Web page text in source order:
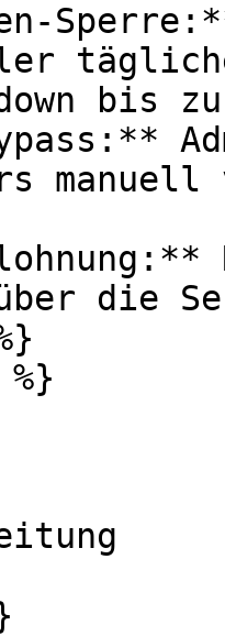
bis
über die